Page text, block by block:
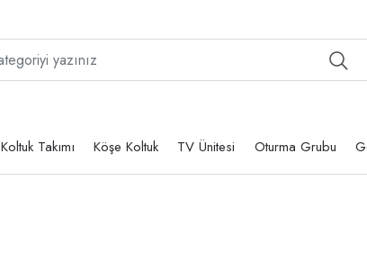
Koltuk Takımı Köşe Koltuk TV Ünitesi Oturma Grubu